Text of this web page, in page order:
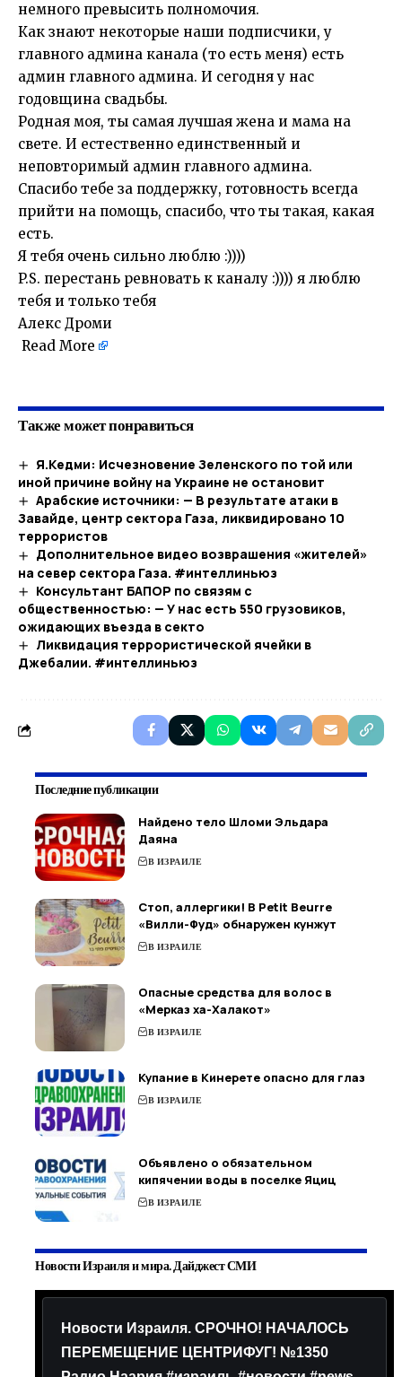
немного превысить полномочия.
Как знают некоторые наши подписчики, у
главного админа канала (то есть меня) есть
админ главного админа. И сегодня у нас
годовщина свадьбы.
Родная моя, ты самая лучшая жена и мама на
свете. И естественно единственный и
неповторимый админ главного админа.
Спасибо тебе за поддержку, готовность всегда
прийти на помощь, спасибо, что ты такая, какая
есть.
Я тебя очень сильно люблю :))))
P.S. перестань ревновать к каналу :)))) я люблю
тебя и только тебя
Алекс Дроми
Read More
Также может понравиться
Я.Кедми: Исчезновение Зеленского по той или
иной причине войну на Украине не остановит
Арабские источники: — В результате атаки в
Завайде, центр сектора Газа, ликвидировано 10
террористов
Дополнительное видео возврашения «жителей»
на север сектора Газа. #интеллиньюз
Консультант БАПОР по связям с
общественностью: — У нас есть 550 грузовиков,
ожидающих въезда в секто
Ликвидация террористической ячейки в
Джебалии. #интеллиньюз
Последние публикации
Найдено тело Шломи Эльдара
Даяна
В ИЗРАИЛЕ
Стоп, аллергики! В Petit Beurre
«Вилли-Фуд» обнаружен кунжут
В ИЗРАИЛЕ
Опасные средства для волос в
«Мерказ ха-Халакот»
В ИЗРАИЛЕ
Купание в Кинерете опасно для глаз
В ИЗРАИЛЕ
Объявлено о обязательном
кипячении воды в поселке Яциц
В ИЗРАИЛЕ
Новости Израиля и мира. Дайджест СМИ